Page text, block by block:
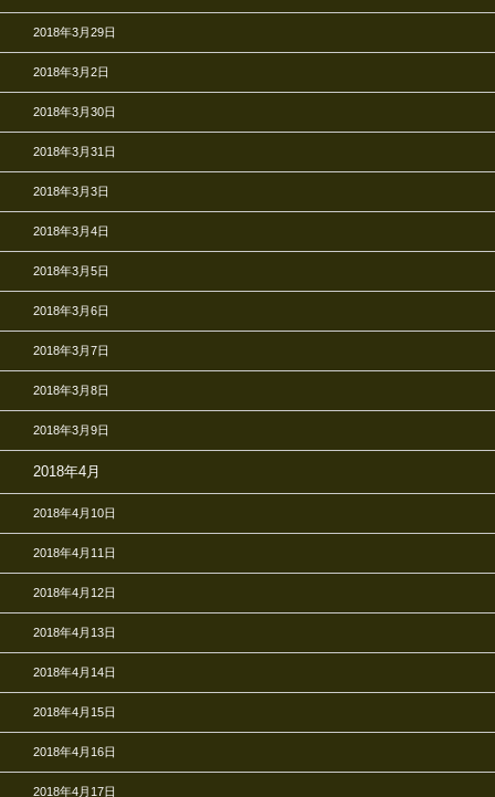
2018年3月29日
2018年3月2日
2018年3月30日
2018年3月31日
2018年3月3日
2018年3月4日
2018年3月5日
2018年3月6日
2018年3月7日
2018年3月8日
2018年3月9日
2018年4月
2018年4月10日
2018年4月11日
2018年4月12日
2018年4月13日
2018年4月14日
2018年4月15日
2018年4月16日
2018年4月17日